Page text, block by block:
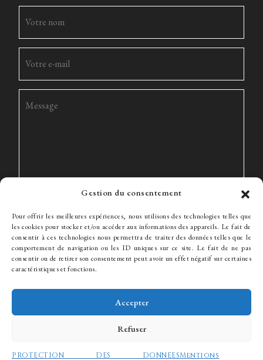
Gestion du consentement
Pour offrir les meilleures expériences, nous utilisons des technologies telles que
les cookies pour stocker et/ou accéder aux informations des appareils. Le fait de
consentir à ces technologies nous permettra de traiter des données telles que le
comportement de navigation ou les ID uniques sur ce site. Le fait de ne pas
consentir ou de retirer son consentement peut avoir un effet négatif sur certaines
caractéristiques et fonctions.
Accepter
Refuser
PROTECTION DES DONNEESMentions
Expertise L’équipe
© WJ Avocats 2024